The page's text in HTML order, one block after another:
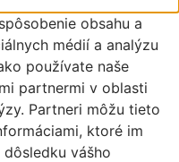
obsahu a
médií a analýzu
používate naše
partnermi v oblasti
Partneri môžu tieto
ktoré im
vášho